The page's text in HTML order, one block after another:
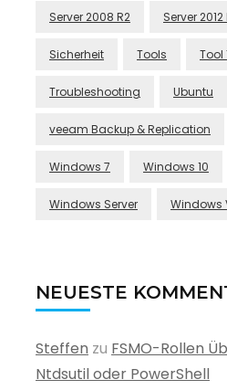
Server 2008 R2 Server 2012
Sicherheit Tools Tool
Troubleshooting Ubuntu
veeam Backup & Replication
Windows 7 Windows 10
Windows Server Windows
NEUESTE
Steffen zu FSMO-Rollen
Ntdsutil oder PowerShell